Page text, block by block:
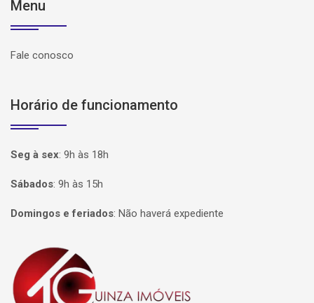
Menu
Fale conosco
Horário de funcionamento
Seg à sex: 9h às 18h
Sábados: 9h às 15h
Domingos e feriados: Não haverá expediente
Página inicial